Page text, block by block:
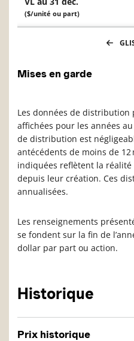
($/unité ou part)
Mises en garde
Les données de distribution
affichées pour les années
de distribution est
antécédents de moins de
indiquées reflètent la
depuis leur création. Ces
annualisées.
Les renseignements
se fondent sur la fin de
dollar par part ou action.
Historique
Prix historique